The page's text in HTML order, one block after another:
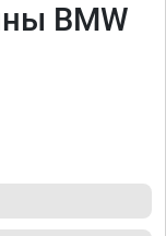
BMW